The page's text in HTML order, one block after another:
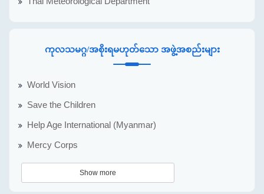
ကုလသမဂ္ဂ/အစိုးရမဟုတ်သော အဖွဲ့အစည်းများ
World Vision
Save the Children
Help Age International (Myanmar)
Mercy Corps
Show more